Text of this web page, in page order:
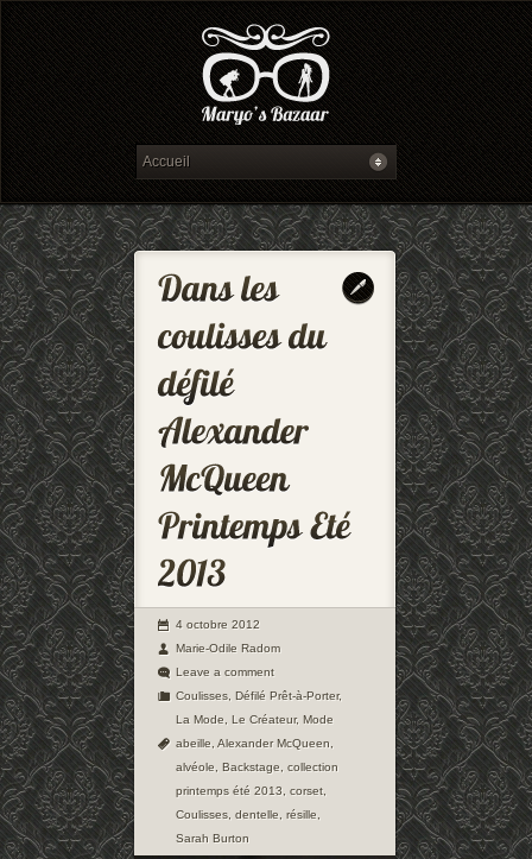
4 octobre 2012
Marie-Odile Radom
Leave a comment
Coulisses Défilé Prêt-à-Porter,
La Mode
Le Créateur, Mode
abeille Alexander McQueen
alvéole
Backstage
collection
printemps été 2013 corset
Coulisses dentelle résille
Sarah Burton